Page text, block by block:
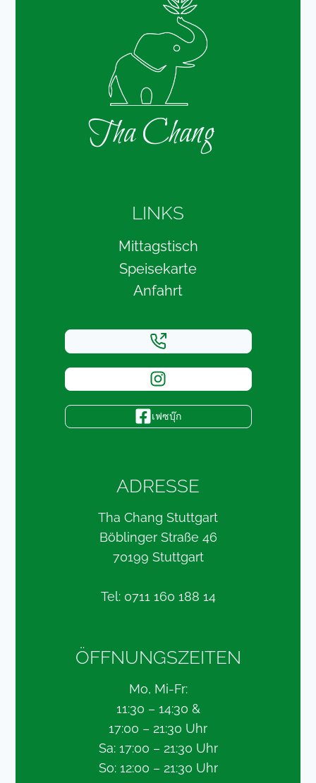
Tha Chang
LINKS
Mittagstisch
Speisekarte
Anfahrt
เฟซบุ๊ก
ADRESSE
Tha Chang Stuttgart
Böblinger Straße 46
70199 Stuttgart
Tel: 0711 160 188 14
ÖFFNUNGSZEITEN
Mo, Mi-Fr:
11:30 – 14:30 &
17:00 – 21:30 Uhr
Sa: 17:00 – 21:30 Uhr
So: 12:00 – 21:30 Uhr